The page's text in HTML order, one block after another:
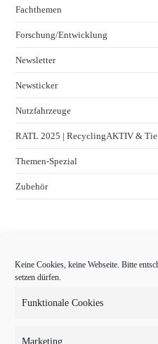
Keine Cookies, keine Webseite. Bitte
setzen dürfen.
Funktionale Cookies
Marketing
Fachthemen
Forschung/Entwicklung
Newsletter
Newsticker
Nutzfahrzeuge
RATL 2025 | RecyclingAKTIV &
Themen-Spezial
Zubehör